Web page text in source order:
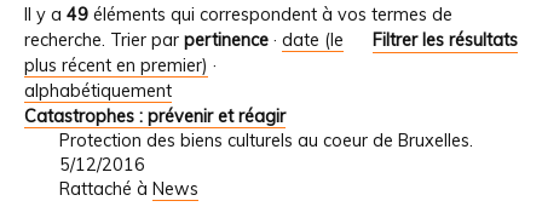
Il y a 49 éléments qui correspondent à vos termes de
recherche.
Filtrer les résultats
Trier par pertinence · date (le
plus récent en premier) ·
alphabétiquement
Catastrophes : prévenir et réagir
Protection des biens culturels au coeur de Bruxelles.
5/12/2016
Rattaché à News